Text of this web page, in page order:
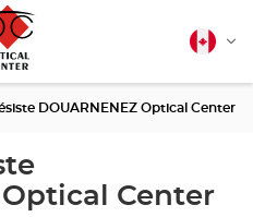
Français
DOUARNENEZ Optical Center
Optical Center